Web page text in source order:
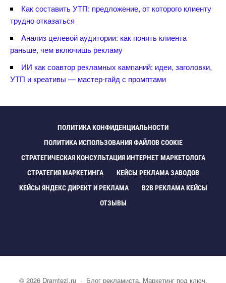
Как составить УТП: предложение, от которого клиенту
трудно отказаться
Анализ целевой аудитории: как понять клиента
раньше, чем включишь рекламу
ИИ как соавтор рекламных кампаний: идеи, заголовки,
УТП и креативы — мастер-гайд с промптами
ПОЛИТИКА КОНФИДЕНЦИАЛЬНОСТИ
ПОЛИТИКА ИСПОЛЬЗОВАНИЯ ФАЙЛОВ COOKIE
СТРАТЕГИЧЕСКАЯ КОНСУЛЬТАЦИЯ ИНТЕРНЕТ МАРКЕТОЛОГА
СТРАТЕГИЯ МАРКЕТИНГА
КЕЙСЫ РЕКЛАМА ЗАВОДО
КЕЙСЫ ЯНДЕКС ДИРЕКТ И РЕКЛАМА
B2B РЕКЛАМА КЕЙСЫ
ОТЗЫВЫ
© 2026 Dramtezi.ru· Блог рекламиста. Маркетинг под ключ.